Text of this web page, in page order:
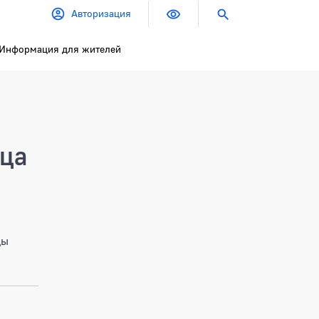
Авторизация
Информация для жителей